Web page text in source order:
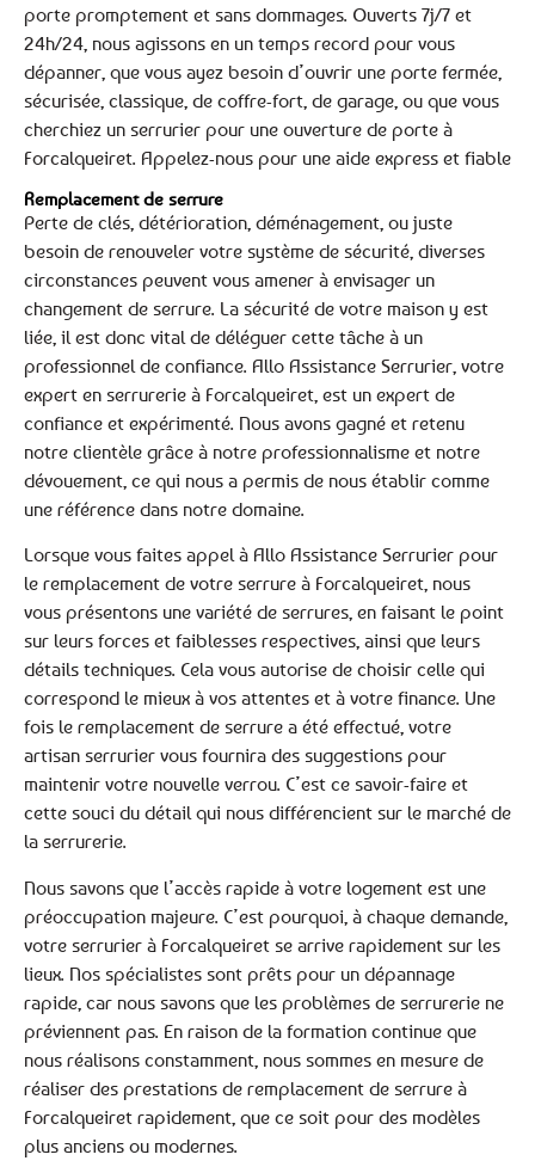
porte promptement et sans dommages. Ouverts 7j/7 et
24h/24, nous agissons en un temps record pour vous
dépanner, que vous ayez besoin d’ouvrir une porte fermée,
sécurisée, classique, de coffre-fort, de garage, ou que vous
cherchiez un serrurier pour une ouverture de porte à
Forcalqueiret. Appelez-nous pour une aide express et fiable
Remplacement de serrure
Perte de clés, détérioration, déménagement, ou juste
besoin de renouveler votre système de sécurité, diverses
circonstances peuvent vous amener à envisager un
changement de serrure. La sécurité de votre maison y est
liée, il est donc vital de déléguer cette tâche à un
professionnel de confiance. Allo Assistance Serrurier, votre
expert en serrurerie à Forcalqueiret, est un expert de
confiance et expérimenté. Nous avons gagné et retenu
notre clientèle grâce à notre professionnalisme et notre
dévouement, ce qui nous a permis de nous établir comme
une référence dans notre domaine.
Lorsque vous faites appel à Allo Assistance Serrurier pour
le remplacement de votre serrure à Forcalqueiret, nous
vous présentons une variété de serrures, en faisant le point
sur leurs forces et faiblesses respectives, ainsi que leurs
détails techniques. Cela vous autorise de choisir celle qui
correspond le mieux à vos attentes et à votre finance. Une
fois le remplacement de serrure a été effectué, votre
artisan serrurier vous fournira des suggestions pour
maintenir votre nouvelle verrou. C’est ce savoir-faire et
cette souci du détail qui nous différencient sur le marché de
la serrurerie.
Nous savons que l’accès rapide à votre logement est une
préoccupation majeure. C’est pourquoi, à chaque demande,
votre serrurier à Forcalqueiret se arrive rapidement sur les
lieux. Nos spécialistes sont prêts pour un dépannage
rapide, car nous savons que les problèmes de serrurerie ne
préviennent pas. En raison de la formation continue que
nous réalisons constamment, nous sommes en mesure de
réaliser des prestations de remplacement de serrure à
Forcalqueiret rapidement, que ce soit pour des modèles
plus anciens ou modernes.